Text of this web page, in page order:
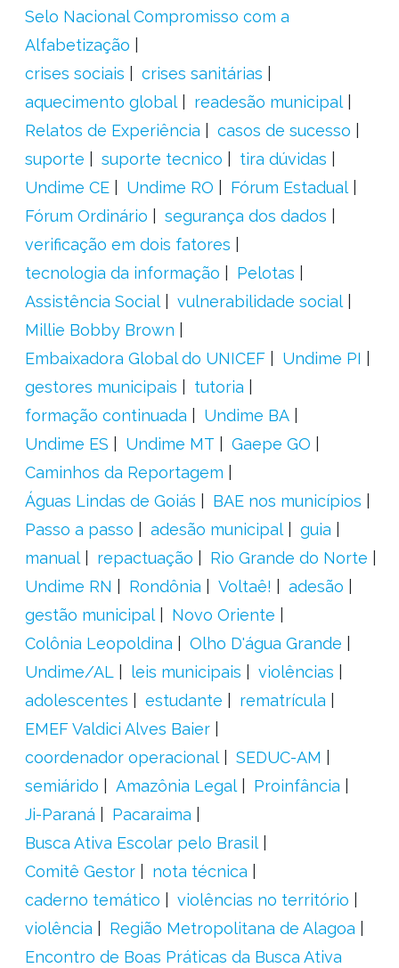
Selo Nacional Compromisso com a
Alfabetização
crises sociais
crises sanitárias
aquecimento global
readesão municipal
Relatos de Experiência
casos de sucesso
suporte
suporte tecnico
tira dúvidas
Undime CE
Undime RO
Fórum Estadual
Fórum Ordinário
segurança dos dados
verificação em dois fatores
tecnologia da informação
Pelotas
Assistência Social
vulnerabilidade social
Millie Bobby Brown
Embaixadora Global do UNICEF
Undime PI
gestores municipais
tutoria
formação continuada
Undime BA
Undime ES
Undime MT
Gaepe GO
Caminhos da Reportagem
Águas Lindas de Goiás
BAE nos municípios
Passo a passo
adesão municipal
guia
manual
repactuação
Rio Grande do Norte
Undime RN
Rondônia Voltaê!
adesão
gestão municipal
Novo Oriente
Colônia Leopoldina
Olho D'água Grande
Undime/AL
leis municipais
violências
adolescentes
estudante
rematrícula
EMEF Valdici Alves Baier
coordenador operacional
SEDUC-AM
semiárido
Amazônia Legal
Proinfância
Ji-Paraná
Pacaraima
Busca Ativa Escolar pelo Brasil
Comitê Gestor
nota técnica
caderno temático
violências no território
violência
Região Metropolitana de Alagoa
Encontro de Boas Práticas da Busca Ativa